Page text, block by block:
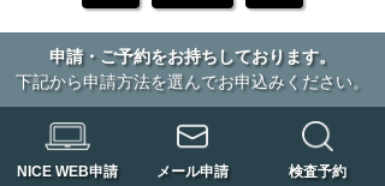
申請・ご予約をお持ちしております。
下記から申請方法を選んでお申込みください。
NICE WEB申請 メール申請 検査予約